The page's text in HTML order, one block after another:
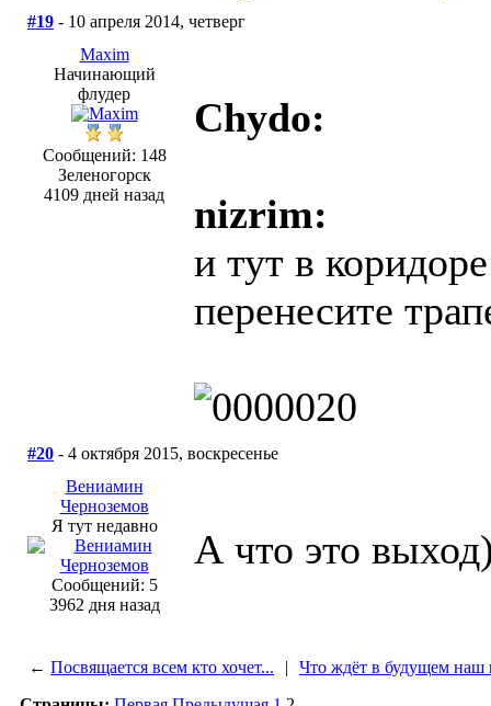
#19 - 10 апреля 2014, четверг
Maxim
Начинающий
флудер
Сообщений: 148
Зеленогорск
4109 дней назад
Chydo:
nizrim:
и тут в
перенесите
#20 - 4 октября 2015, воскресенье
Вениамин
Черноземов
Я тут недавно
Сообщений: 5
3962 дня назад
А что это
← Посвящается всем кто хочет... |
Что ждёт в будущем наш